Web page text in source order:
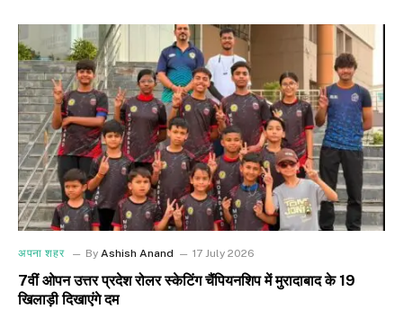
अपना शहर By Ashish Anand 17 July 2026
7वीं ओपन उत्तर प्रदेश रोलर स्केटिंग चैंपियनशिप में मुरादाबाद के 19
खिलाड़ी दिखाएंगे दम